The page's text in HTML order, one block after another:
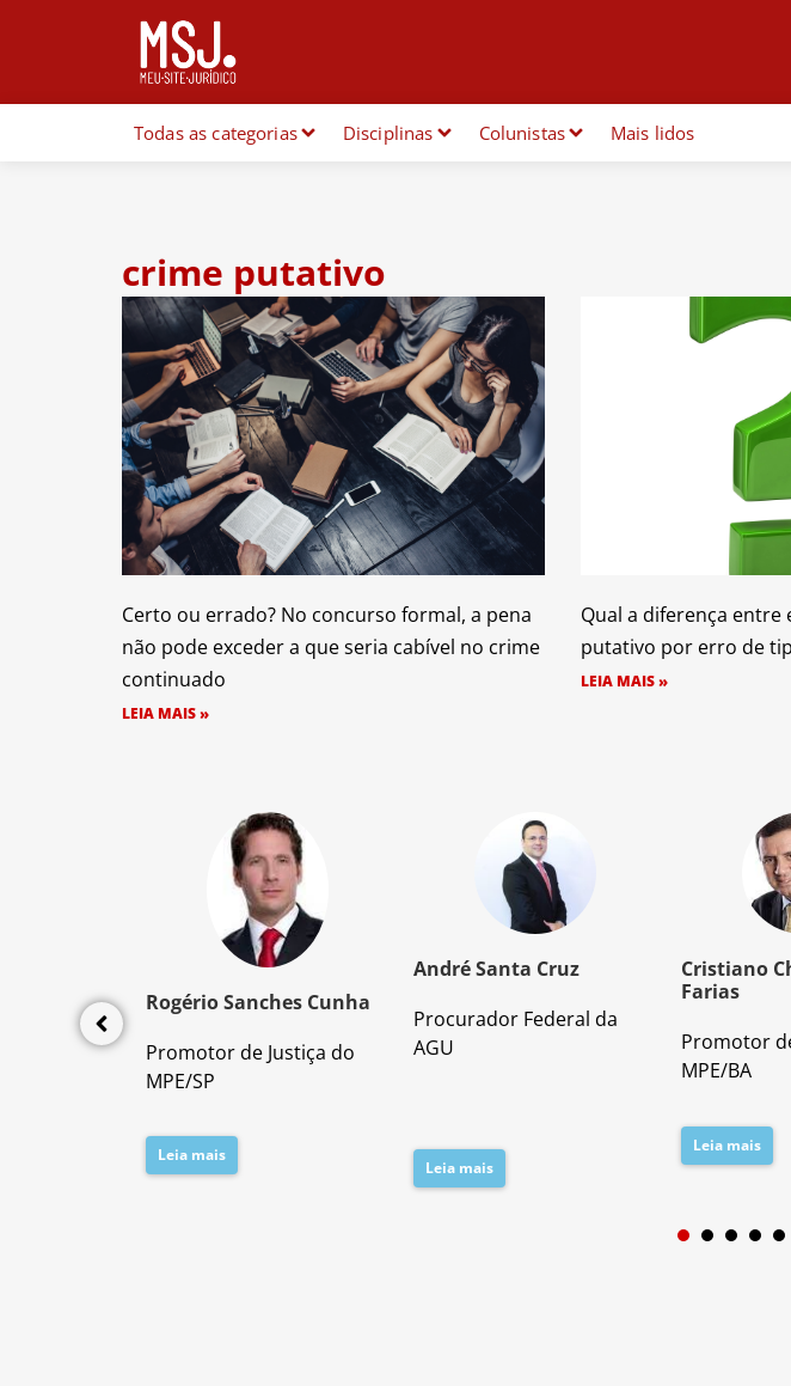
Todas as categorias Disciplinas Colunistas Mais lidos
crime putativo
Certo ou errado? No concurso formal, a pena
não pode exceder a que seria cabível no crime
continuado
LEIA MAIS »
Qual a diferença
putativo por erro de
LEIA MAIS »
Civil
Rogério Sanches Cunha
Promotor de Justiça do
MPE/SP
Leia mais
André Santa Cruz
Procurador Federal da
AGU
Leia mais
Cristiano
Farias
Promotor
MPE/BA
Leia mais